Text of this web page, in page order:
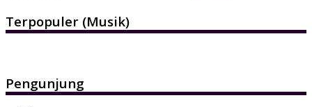
Terpopuler (Musik)
Pengunjung